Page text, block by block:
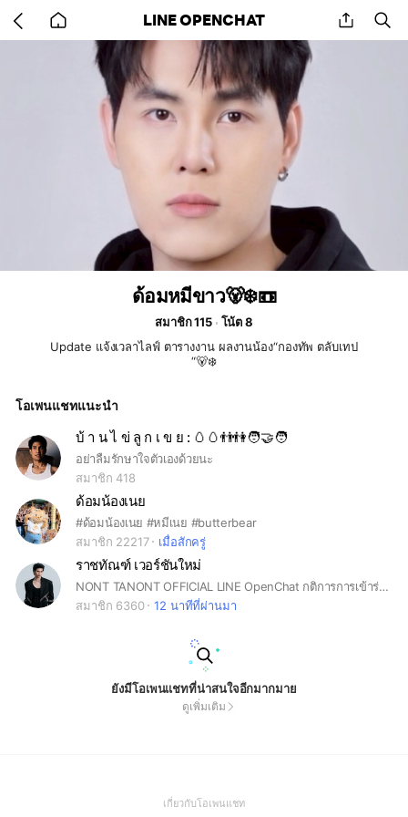
back
to
home
LINE OPENCHAT share
ด้อมหมีขาว🐻‍❄️📼
สมาชิก 115
โน้ต 8
Update แจ้งเวลาไลฟ์ ตารางงาน ผลงานน้อง“กองทัพ ตลับเทป
“🐻‍❄️
โอเพนแชทแนะนำ
บ้ า น ไ ข่ ลู ก เ ข ย : 🥚🥚👬👫🧑‍🤝‍🧑
อย่าลืมรักษาใจตัวเองด้วยนะ
สมาชิก 418
ด้อมน้องเนย
#ด้อมน้องเนย #หมีเนย #butterbear
สมาชิก 22217
เมื่อสักครู่
ราชทัณฑ์ เวอร์ชันใหม่
NONT TANONT OFFICIAL LINE OpenChat กติการการเข้าร่วม *ระบุ Nickname ด้วยชื่อจริง-นามสกุล เท่านั้น
สมาชิก 6360
12 นาทีที่ผ่านมา
ยังมีโอเพนแชทที่น่าสนใจอีกมากมาย
ดูเพิ่มเติม
เกี่ยวกับโอเพนแชท(Open